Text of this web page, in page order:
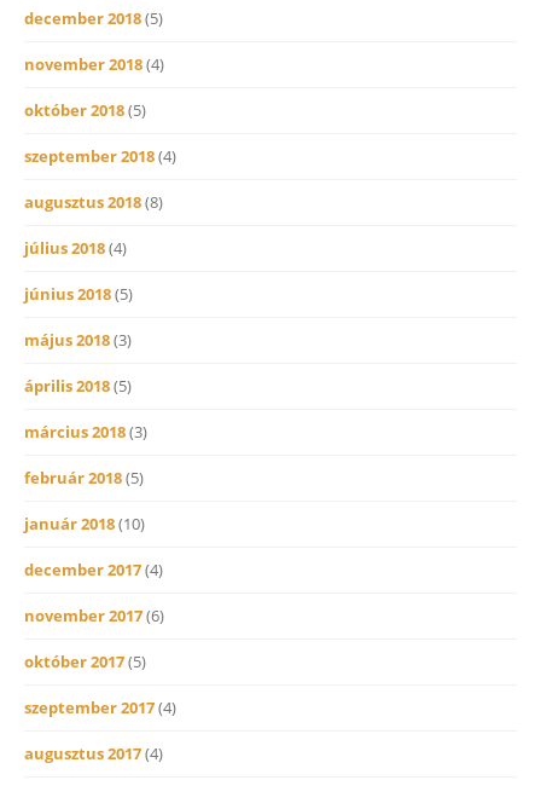
december 2018(5)
november 2018(4)
október 2018(5)
szeptember 2018(4)
augusztus 2018(8)
július 2018(4)
június 2018(5)
május 2018(3)
április 2018(5)
március 2018(3)
február 2018(5)
január 2018(10)
december 2017(4)
november 2017(6)
október 2017(5)
szeptember 2017(4)
augusztus 2017(4)